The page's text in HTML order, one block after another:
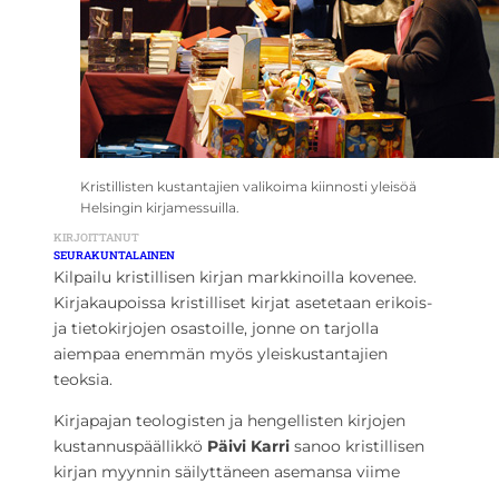
Kristillisten kustantajien valikoima kiinnosti yleisöä
Helsingin kirjamessuilla.
KIRJOITTANUT
SEURAKUNTALAINEN
Kilpailu kristillisen kirjan markkinoilla kovenee.
Kirjakaupoissa kristilliset kirjat asetetaan erikois-
ja tietokirjojen osastoille, jonne on tarjolla
aiempaa enemmän myös yleiskustantajien
teoksia.
Kirjapajan teologisten ja hengellisten kirjojen
kustannuspäällikkö Päivi Karri sanoo kristillisen
kirjan myynnin säilyttäneen asemansa viime